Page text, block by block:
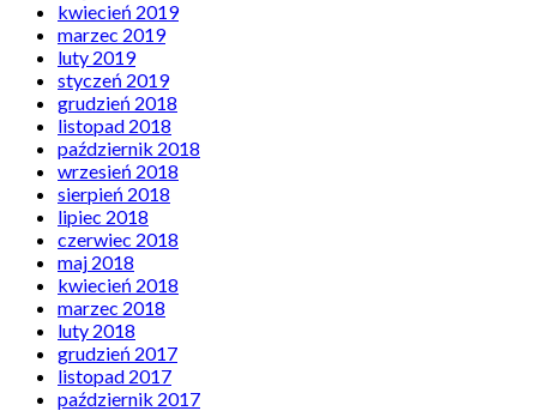
kwiecień 2019
marzec 2019
luty 2019
styczeń 2019
grudzień 2018
listopad 2018
październik 2018
wrzesień 2018
sierpień 2018
lipiec 2018
czerwiec 2018
maj 2018
kwiecień 2018
marzec 2018
luty 2018
grudzień 2017
listopad 2017
październik 2017